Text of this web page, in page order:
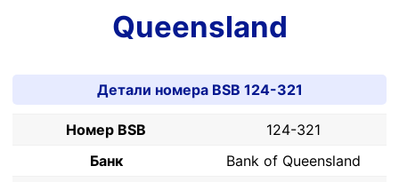
Queensland
Детали номера BSB 124-321
Номер BSB
124-321
Банк
Bank of Queensland